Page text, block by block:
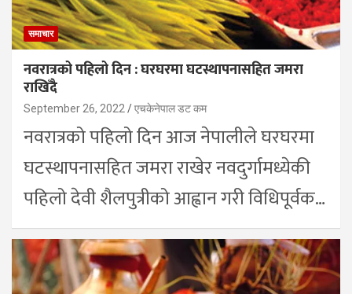
समाचार
नवरात्रको पहिलो दिन : घरघरमा घटस्थापनासहित जमरा
राखिँदै
September 26, 2022 एचकेनेपाल डट कम
नवरात्रको पहिलो दिन आज नेपालीले घरघरमा
घटस्थापनासहित जमरा राखेर नवदुर्गामध्येकी
पहिलो देवी शैलपुत्रीको आह्वान गरी विधिपूर्वक…